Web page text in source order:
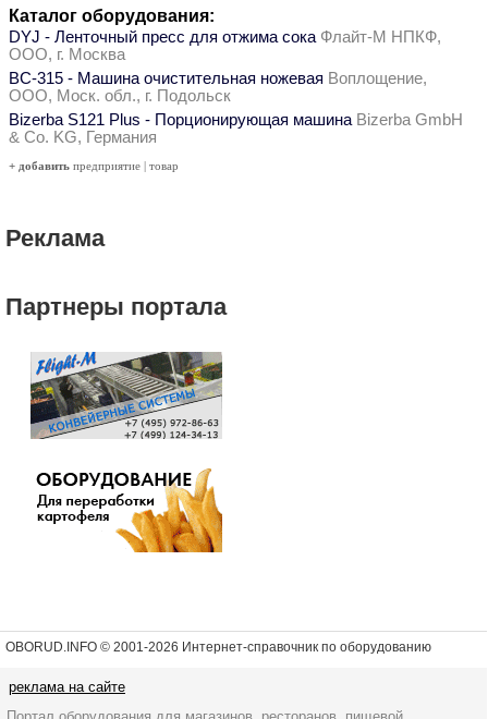
Каталог оборудования:
DYJ - Ленточный пресс для отжима сока Флайт-М НПКФ,
ООО, г. Москва
ВС-315 - Машина очистительная ножевая Воплощение,
ООО, Моск. обл., г. Подольск
Bizerba S121 Plus - Порционирующая машина Bizerba GmbH
& Co. KG, Германия
+ добавить предприятие | товар
Реклама
Партнеры портала
OBORUD.INFO © 2001-2026 Интернет-справочник по оборудованию
реклама на сайте